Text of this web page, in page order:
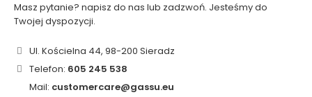
Masz pytanie? napisz do nas lub zadzwoń. Jesteśmy do
Twojej dyspozycji.
Ul. Kościelna 44, 98-200 Sieradz
Telefon: 605 245 538
Mail: customercare@gassu.eu